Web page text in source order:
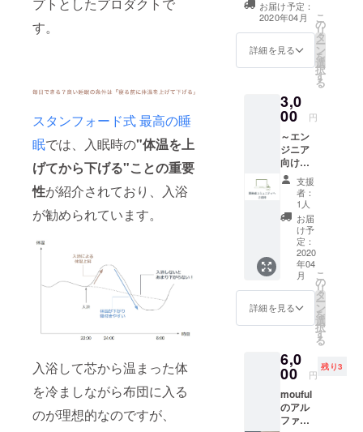
プトとしたプロダクトで
す。
スタンフォード式 最高の睡
眠では、入眠時の"体温を上
げてから下げる"ことの重要
性が紹介されており、入浴
が勧められています。
入浴して芯から温まった体
を冷ましながら布団に入る
のが理想的なのですが、
みたいけど、も
う暖かくなって
きたからいらな
いなぁという方
に向け、2020年
あるかどうか確
認のご連絡を差
（ご支援いただ
ける場合は、そ
の時にキットの
代金を改めてお
支払いいただき
お届け予定：
2020年04月
詳細を見る
こ
の
リ
タ
ー
ン
を
選
択
す
る
3,0
00 円
～エン
ジニア
向けリ
ターン
～
mouful
の開発
にご参
加いた
だけま
す。
mouful
のブ
ラッ
シュ
アップ
けのプ
ロダク
トを一
緒に開
発しま
しょ
支援
者：
1人
お届
け予
定：
2020
年04
月
詳細を見る
こ
の
リ
タ
ー
ン
を
選
択
す
る
6,0
00 円
残り3
mouful
のアル
ファ版